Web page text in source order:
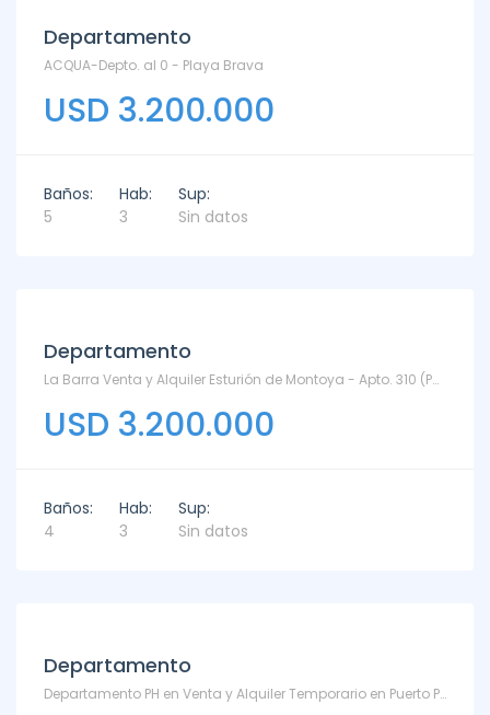
Departamento
ACQUA-Depto. al 0 - Playa Brava
USD 3.200.000
Baños:
5
Hab:
3
Sup:
Sin datos
Departamento
La Barra Venta y Alquiler Esturión de Montoya - Apto. 310 (Puente E - Penthouse) - Montoya
USD 3.200.000
Baños:
4
Hab:
3
Sup:
Sin datos
Departamento
Departamento PH en Venta y Alquiler Temporario en Puerto Punta - Puerto